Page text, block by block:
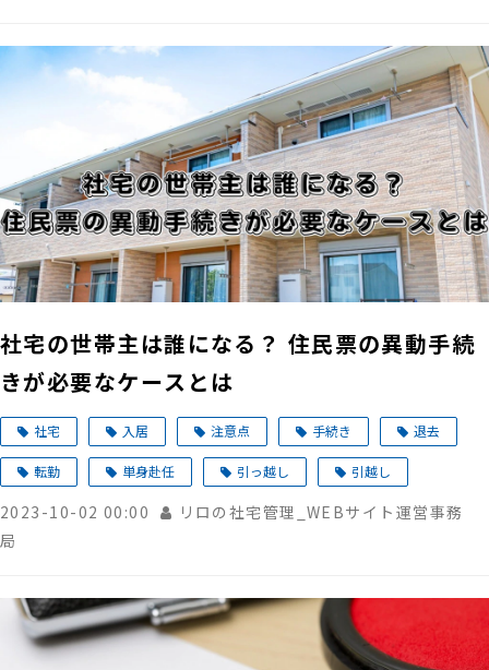
社宅の世帯主は誰になる？ 住民票の異動手続
きが必要なケースとは
社宅 入居 注意点 手続き 退去
転勤 単身赴任 引っ越し 引越し
2023-10-02 00:00
リロの社宅管理_WEBサイト運営事務
局